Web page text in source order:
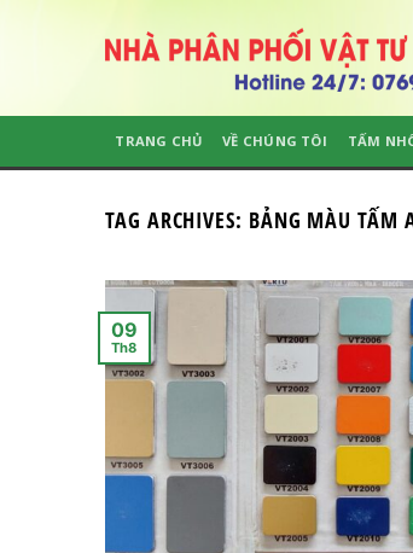
TRANG CHỦ VỀ CHÚNG TÔI TẤM
TAG ARCHIVES: BẢNG MÀU TẤM
09
Th8